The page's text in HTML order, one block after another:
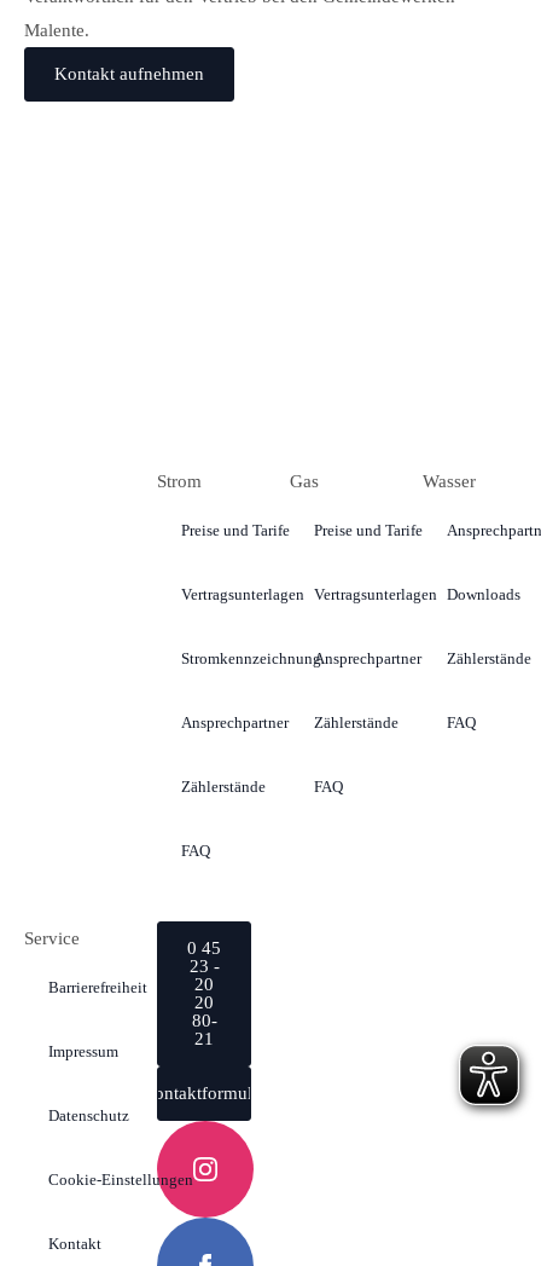
Malente.
Kontakt aufnehmen
Strom
Preise und Tarife
Vertragsunterlagen
Stromkennzeichnung
Ansprechpartner
Zählerstände
FAQ
Gas
Preise und Tarife
Vertragsunterlagen
Ansprechpartner
Zählerstände
FAQ
Wasser
Downloads
Zählerstände
FAQ
Service
Barrierefreiheit
Impressum
Datenschutz
Cookie-Einstellungen
Kontakt
0 45
23 -
20
20
80-
21
Kontaktformular